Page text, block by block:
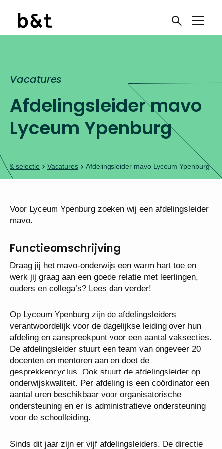
Afdelingsleider mavo
Lyceum Ypenburg
Vacatures
& selectie Vacatures Afdelingsleider mavo Lyceum Ypenburg
Voor Lyceum Ypenburg zoeken wij een
afdelingsleider mavo.
Functieomschrijving
Draag jij het mavo-onderwijs een warm hart toe en
werk jij graag aan een goede relatie met leerlingen,
ouders en collega’s? Lees dan verder!
Op Lyceum Ypenburg zijn de afdelingsleiders
verantwoordelijk voor de dagelijkse leiding over hun
afdeling en aanspreekpunt voor een aantal
vaksecties. De afdelingsleider stuurt een team van
ongeveer 20 docenten en mentoren aan en doet de
gesprekkencyclus. Ook stuurt de afdelingsleider op
onderwijskwaliteit. Per afdeling is een coördinator
een aantal uren beschikbaar voor organisatorische
ondersteuning en er is administratieve
ondersteuning voor de schoolleiding.
Sinds dit jaar zijn er vijf afdelingsleiders. De directie
Ben je toe aan een
nieuwe uitdaging?
vacaturenieuwsbrief
Onderwijswerk!